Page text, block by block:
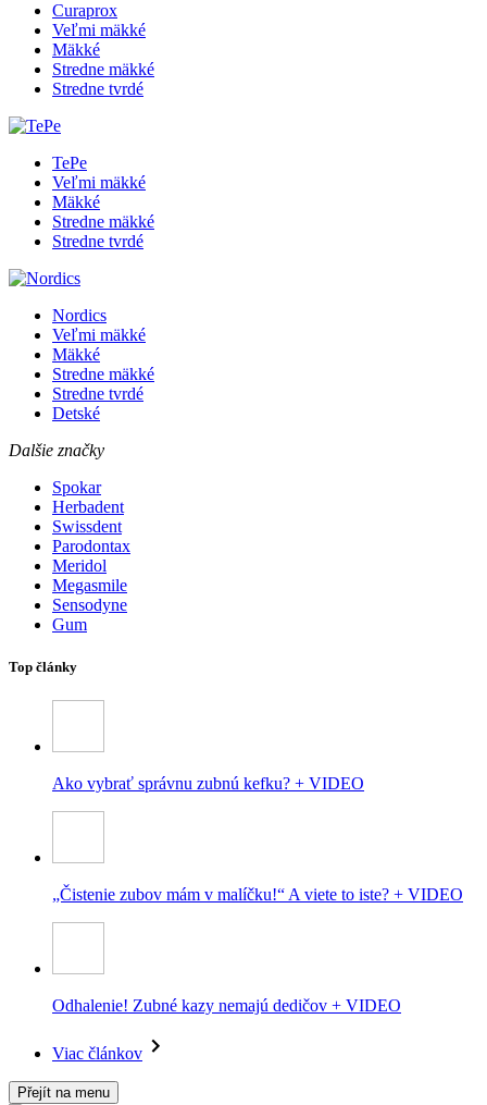
Curaprox
Veľmi mäkké
Mäkké
Stredne mäkké
Stredne tvrdé
TePe
Veľmi mäkké
Mäkké
Stredne mäkké
Stredne tvrdé
Nordics
Veľmi mäkké
Mäkké
Stredne mäkké
Stredne tvrdé
Detské
Dalšie značky
Spokar
Herbadent
Swissdent
Parodontax
Meridol
Megasmile
Sensodyne
Gum
Top články
Ako vybrať správnu zubnú kefku? + VIDEO
„Čistenie zubov mám v malíčku!“ A viete to iste? + VIDEO
Odhalenie! Zubné kazy nemajú dedičov + VIDEO
Viac článkov
Přejít na menu